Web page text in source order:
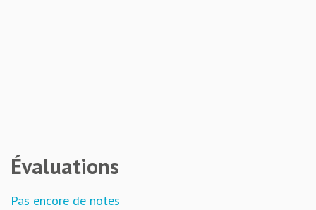
Évaluations
Pas encore de notes